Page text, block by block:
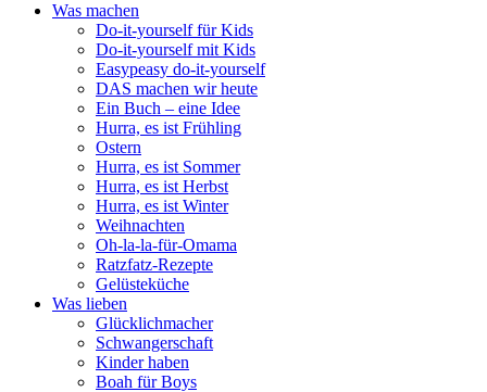
Was machen
Do-it-yourself für Kids
Do-it-yourself mit Kids
Easypeasy do-it-yourself
DAS machen wir heute
Ein Buch – eine Idee
Hurra, es ist Frühling
Ostern
Hurra, es ist Sommer
Hurra, es ist Herbst
Hurra, es ist Winter
Weihnachten
Oh-la-la-für-Omama
Ratzfatz-Rezepte
Gelüsteküche
Was lieben
Glücklichmacher
Schwangerschaft
Kinder haben
Boah für Boys